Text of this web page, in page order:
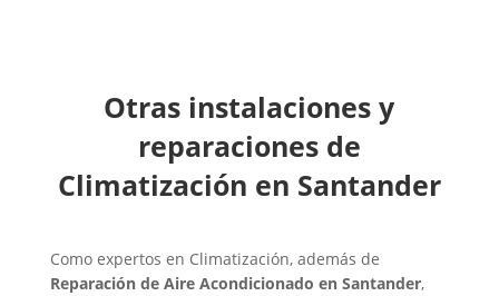
Otras instalaciones y
reparaciones de
Climatización en Santander
Como expertos en Climatización, además de
Reparación de Aire Acondicionado en Santander,